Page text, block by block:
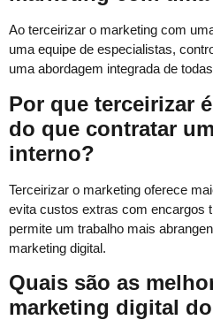
Ao terceirizar o marketing com
uma equipe de especialistas,
uma abordagem integrada de
Por que terceirizar
do que contratar
interno?
Terceirizar o marketing oferece
evita custos extras com encargos
permite um trabalho mais
marketing digital.
Quais são as
marketing digital